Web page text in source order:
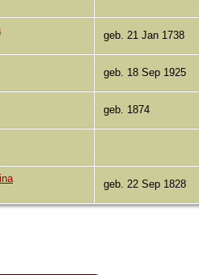
geb. 21 Jan 1738
geb. 18 Sep 1925
geb. 1874
geb. 22 Sep 1828